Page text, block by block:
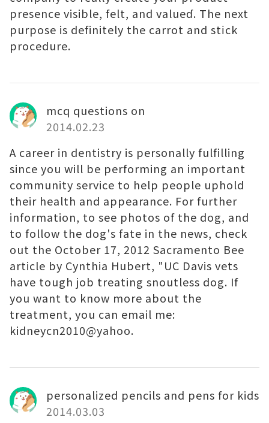
presence visible, felt, and valueɗ. The nеxt
purpose is definitely the carrot and stіck
procedure.
mcq questions on
2014.02.23
A career in dentistry is personally fulfilling
since you will be performing an important
community service to help people uphold
their health and appearance. For further
information, to see photos of the dog, and
to follow the dog's fate in the news, check
out the October 17, 2012 Sacramento Bee
article by Cynthia Hubert, "UC Davis vets
have tough job treating snoutless dog. If
you want to know more about the
treatment, you can email me:
kidneycn2010@yahoo.
personalized pencils and pens for kids
2014.03.03